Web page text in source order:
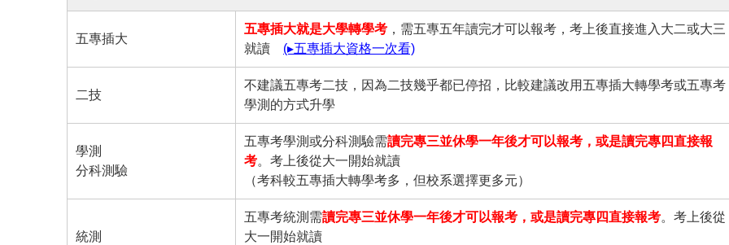
五專插大
五專插大就是大學轉學考 ，需五專五年讀完才可以報考，考上後直接進入大二或大三
就讀 (▸五專插大資格一次看)
二技
不建議五專考二技，因為二技幾乎都已停招，比較建議改用五專插大轉學考或五專考
學測的方式升學
學測
分科測驗
五專考學測或分科測驗需讀完專三並休學一年後才可以報考，或是讀完專四直接報
考。考上後從大一開始就讀
（考科較五專插大轉學考多，但校系選擇更多元）
統測
五專考統測需讀完專三並休學一年後才可以報考，或是讀完專四直接報考。考上後從
大一開始就讀